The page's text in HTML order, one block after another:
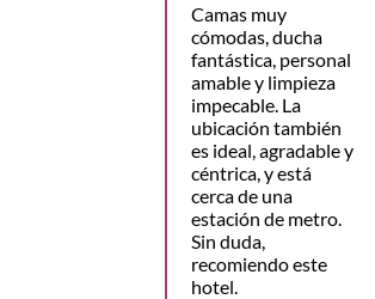
Camas muy
cómodas, ducha
fantástica, personal
amable y limpieza
impecable. La
ubicación también
es ideal, agradable y
céntrica, y está
cerca de una
estación de metro.
Sin duda,
recomiendo este
hotel.